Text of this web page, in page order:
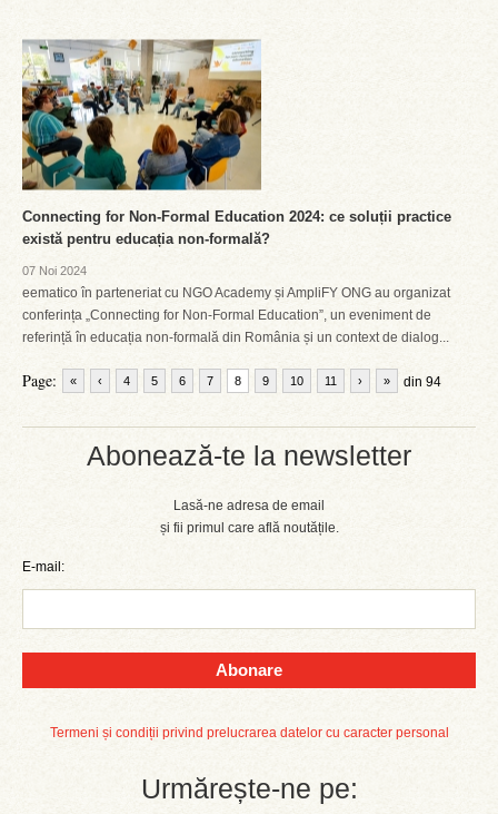
Abonează-te la newsletter
Lasă-ne adresa de email
și fii primul care află noutățile.
E-mail:
Abonare
Termeni și condiții privind prelucrarea datelor cu caracter personal
Urmărește-ne pe:
Connecting for Non-Formal Education 2024: ce soluții practice
există pentru educația non-formală?
07 Noi 2024
eematico în parteneriat cu NGO Academy și AmpliFY ONG au organizat
conferința „Connecting for Non-Formal Education”, un eveniment de
referință în educația non-formală din România și un context de dialog...
Page: « ‹ 4 5 6 7 8 9 10 11 din 94
› »